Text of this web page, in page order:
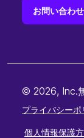
お問い合わせ
© 2026, Inc.
プライバシーポ
個人情報保護